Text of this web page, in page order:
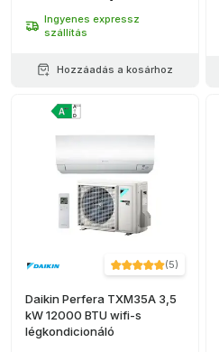
Ingyenes expressz
szállítás
Hozzáadás a kosárhoz
(5)
Daikin Perfera TXM35A 3,5
kW 12000 BTU wifi-s
légkondicionáló